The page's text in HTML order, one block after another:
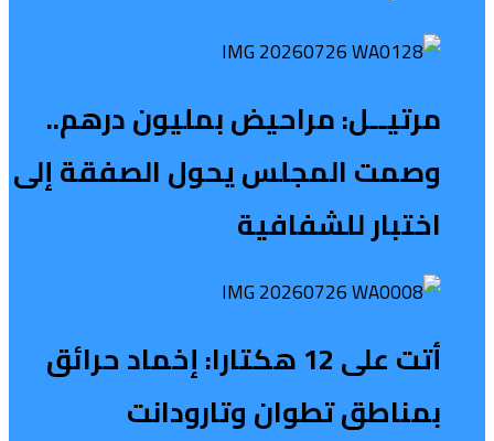
مرتيــل: مراحيض بمليون درهم..
وصمت المجلس يحول الصفقة إلى
اختبار للشفافية
أتت على 12 هكتارا: إخماد حرائق
بمناطق تطوان وتارودانت